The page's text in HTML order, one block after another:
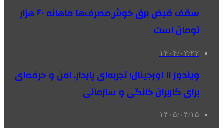
سقف قبض برق خوش‌مصرف‌ها ماهانه ۶۰ هزار
تومان است
۱۴۰۴/۰۳/۲۲
ویندوز ۱۱ اورجینال؛ تجربه‌ای پایدار، امن و حرفه‌ای
برای کاربران خانگی و سازمانی
۱۴۰۵/۰۴/۱۵